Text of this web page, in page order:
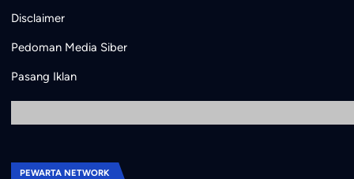
Disclaimer
Pedoman Media Siber
Pasang Iklan
PEWARTA NETWORK